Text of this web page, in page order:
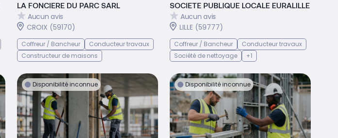
LA FONCIERE DU PARC SARL
Aucun avis
CROIX (59170)
Coffreur / Bancheur
Conducteur travaux
Constructeur de maisons
SOCIETE PUBLIQUE LOCALE EURALILLE
Aucun avis
LILLE (59777)
Coffreur / Bancheur
Conducteur travaux
Société de nettoyage
+1
Disponibilité inconnue Disponibilité inconnue